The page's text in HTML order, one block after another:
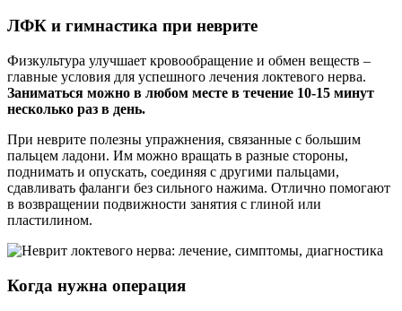
ЛФК и гимнастика при неврите
Физкультура улучшает кровообращение и обмен веществ –
главные условия для успешного лечения локтевого нерва.
Заниматься можно в любом месте в течение 10-15 минут
несколько раз в день.
При неврите полезны упражнения, связанные с большим
пальцем ладони. Им можно вращать в разные стороны,
поднимать и опускать, соединяя с другими пальцами,
сдавливать фаланги без сильного нажима. Отлично помогают
в возвращении подвижности занятия с глиной или
пластилином.
Когда нужна операция